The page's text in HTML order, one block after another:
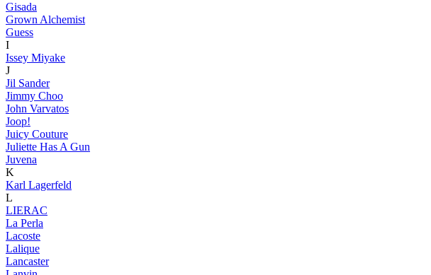
Gisada
Grown Alchemist
Guess
I
Issey Miyake
J
Jil Sander
Jimmy Choo
John Varvatos
Joop!
Juicy Couture
Juliette Has A Gun
Juvena
K
Karl Lagerfeld
L
LIERAC
La Perla
Lacoste
Lalique
Lancaster